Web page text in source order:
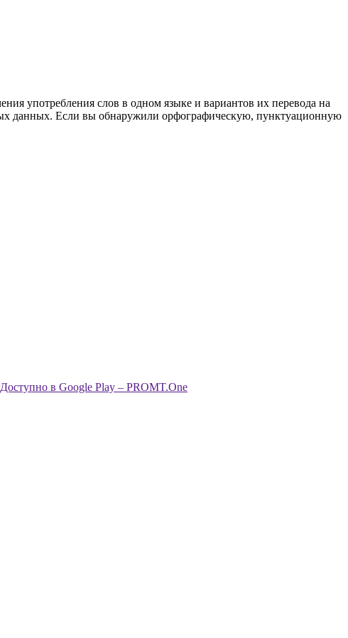
употребления слов в одном языке и вариантов их перевода на
данных. Если вы обнаружили орфографическую, пунктуационную